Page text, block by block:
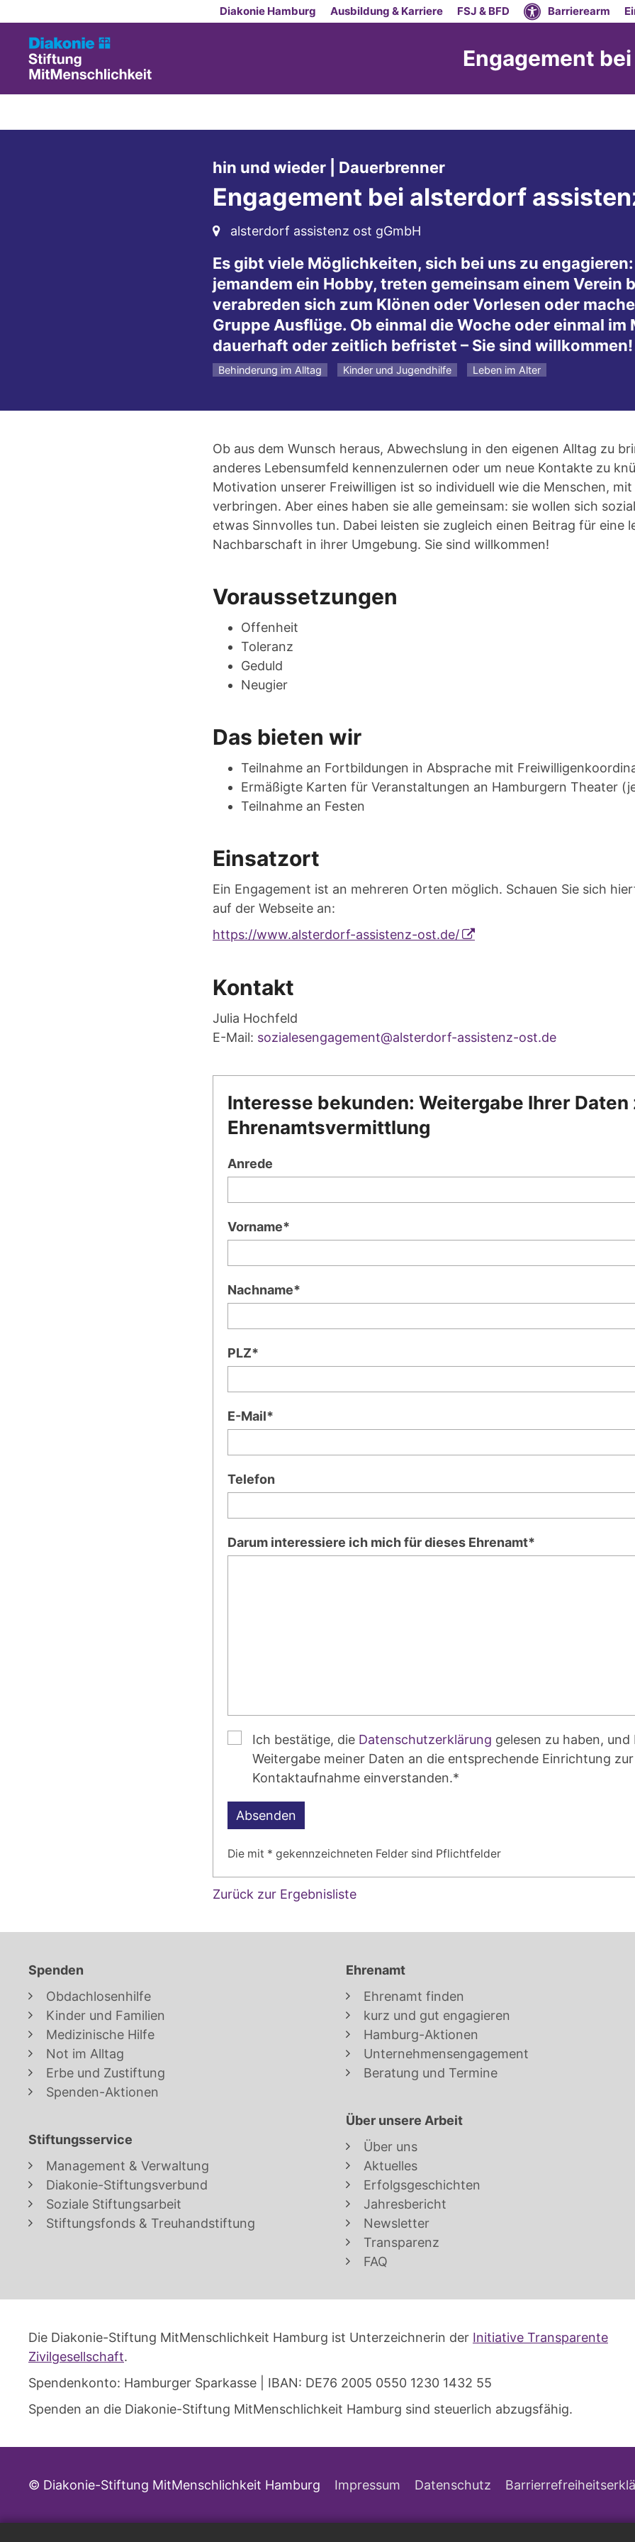
Diakonie Hamburg Ausbildung & Karriere FSJ & BFD Barrierearm
Engagement
hin und wieder | Dauerbrenner:
Engagement bei alsterdorf
???msg.page.sr.location???
alsterdorf assistenz ost gGmbH
Es gibt viele Möglichkeiten, sich bei uns zu
jemandem ein Hobby, treten gemeinsam einem Verein
verabreden sich zum Klönen oder Vorlesen oder
Gruppe Ausflüge. Ob einmal die Woche oder einmal im
dauerhaft oder zeitlich befristet – Sie sind willkommen!
Behinderung im Alltag Kinder und Jugendhilfe Leben im Alter
Ob aus dem Wunsch heraus, Abwechslung in den eigenen Alltag zu
anderes Lebensumfeld kennenzulernen oder um neue Kontakte zu
Motivation unserer Freiwilligen ist so individuell wie die Menschen,
verbringen. Aber eines haben sie alle gemeinsam: sie wollen sich
etwas Sinnvolles tun. Dabei leisten sie zugleich einen Beitrag für eine
Nachbarschaft in ihrer Umgebung. Sie sind willkommen!
Voraussetzungen
Offenheit
Toleranz
Geduld
Neugier
Das bieten wir
Teilnahme an Fortbildungen in Absprache mit
Ermäßigte Karten für Veranstaltungen an Hamburgern Theater
Teilnahme an Festen
Einsatzort
Ein Engagement ist an mehreren Orten möglich. Schauen Sie sich
auf der Webseite an:
https://www.alsterdorf-assistenz-ost.de/
Kontakt
Julia Hochfeld
E-Mail: sozialesengagement@alsterdorf-assistenz-ost.de
Interesse bekunden: Weitergabe Ihrer Daten
Ehrenamtsvermittlung
Anrede
Vorname*
Nachname*
PLZ*
E-Mail*
Telefon
Darum interessiere ich mich für dieses Ehrenamt*
Ich bestätige, die Datenschutzerklärung gelesen zu haben,
Weitergabe meiner Daten an die entsprechende Einrichtung zur
Kontaktaufnahme einverstanden.*
Absenden
Die mit * gekennzeichneten Felder sind Pflichtfelder
Zurück zur Ergebnisliste
Spenden
Obdachlosenhilfe
Kinder und Familien
Medizinische Hilfe
Not im Alltag
Erbe und Zustiftung
Spenden-Aktionen
Stiftungsservice
Management & Verwaltung
Diakonie-Stiftungsverbund
Soziale Stiftungsarbeit
Stiftungsfonds & Treuhandstiftung
Ehrenamt
Ehrenamt finden
kurz und gut engagieren
Hamburg-Aktionen
Unternehmensengagement
Beratung und Termine
Über unsere Arbeit
Über uns
Aktuelles
Erfolgsgeschichten
Jahresbericht
Newsletter
Transparenz
FAQ
Die Diakonie-Stiftung MitMenschlichkeit Hamburg ist Unterzeichnerin der Initiative Transparente
Zivilgesellschaft.
Spendenkonto: Hamburger Sparkasse | IBAN: DE76 2005 0550 1230 1432 55
Spenden an die Diakonie-Stiftung MitMenschlichkeit Hamburg sind steuerlich abzugsfähig.
© Diakonie-Stiftung MitMenschlichkeit Hamburg Impressum Datenschutz